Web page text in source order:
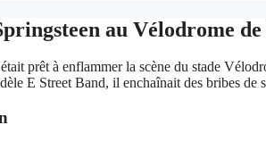
au Vélodrome
prêt à enflammer la scène du stade
E Street Band, il enchaînait des bribes